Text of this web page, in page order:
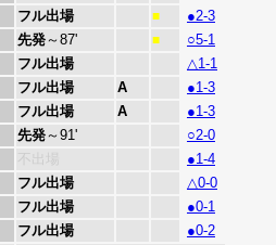
フル出場 ■
●2-3
先発～87' ■
○5-1
フル出場
△1-1
フル出場 A
●1-3
フル出場 A
●1-3
先発～91'
○2-0
不出場
●1-4
フル出場
△0-0
フル出場
●0-1
フル出場 ●0-2